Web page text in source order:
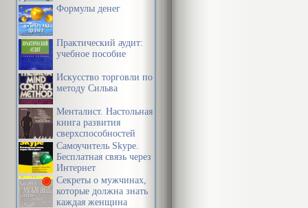
Формулы денег
Практический аудит:
учебное пособие
Искусство торговли по
методу Сильва
Менталист. Настольная
книга развития
сверхспособностей
сознания
Самоучитель Skype.
Бесплатная связь через
Интернет
Секреты о мужчинах,
которые должна знать
каждая женщина